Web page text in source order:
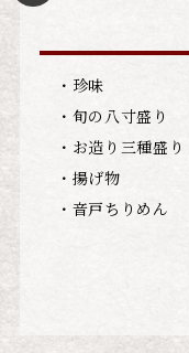
・珍味
・旬の八寸盛り
・お造り三種盛り
・揚げ物
・音戸ちりめん